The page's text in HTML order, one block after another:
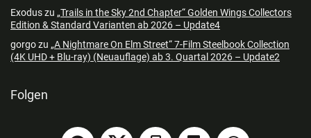
Exoduszu „Trails in the Sky 2nd Chapter“ Golden Wings Collectors
Edition & Standard Varianten ab 2026 – Update4
gorgozu „A Nightmare On Elm Street“ 7-Film Steelbook Collection
(4K UHD + Blu-ray) (Neuauflage) ab 3. Quartal 2026 – Update2
Folgen